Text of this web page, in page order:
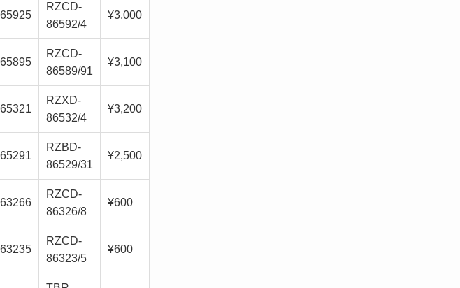
RZCD-
86592/4
¥3,000
RZCD-
86589/91
¥3,100
RZXD-
86532/4
¥3,200
RZBD-
86529/31
¥2,500
RZCD-
86326/8
¥600
RZCD-
86323/5
¥600